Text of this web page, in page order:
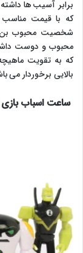
برابر آسیب ها
که با قیمت مناسب
محبوب و دوست
که به تقویت
بالایی برخوردار می
ساعت اسباب بازی